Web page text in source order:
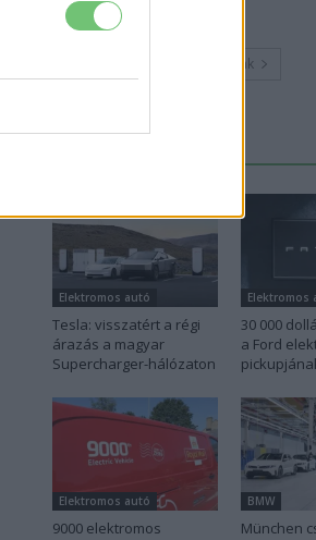
Továbbiak
Elektromos autó
Tesla: visszatért a régi
árazás a magyar
Supercharger-hálózaton
Elektromos
30 000
a Ford
Elektromos autó
9000 elektromos
BMW
München